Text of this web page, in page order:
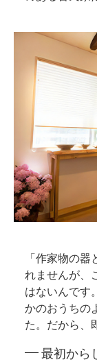
「作家物の
れませんが、
はないんです
かのおうちの
た。だから、
最初から